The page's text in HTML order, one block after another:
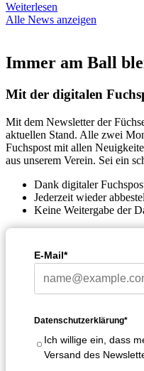
Weiterlesen
Alle News anzeigen
Immer am Ball
Mit der digitalen
Mit dem Newsletter der
aktuellen Stand. Alle zwei
Fuchspost mit allen
aus unserem Verein. Sei ein
Dank digitaler
Jederzeit wieder
Keine Weitergabe der
E-Mail*
Datenschutzerklärung*
Ich willige ein, dass
Versand des